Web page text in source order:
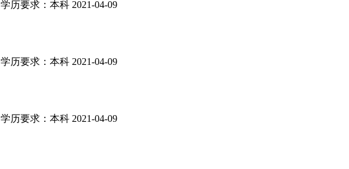
学历要求：本科 2021-04-09
学历要求：本科 2021-04-09
学历要求：本科 2021-04-09